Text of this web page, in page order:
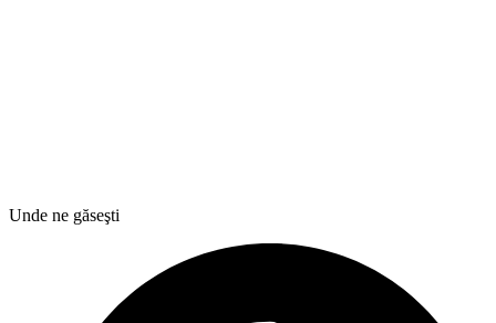
Unde ne găseşti